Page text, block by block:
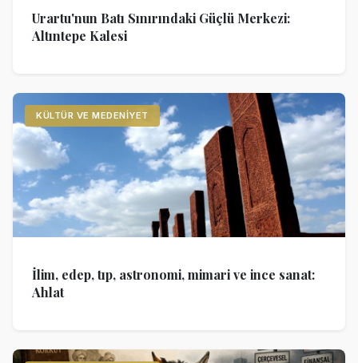
Urartu'nun Batı Sınırındaki Güçlü Merkezi:
Altıntepe Kalesi
KÜLTÜR VE MEDENIYET
İlim, edep, tıp, astronomi, mimari ve ince sanat:
Ahlat